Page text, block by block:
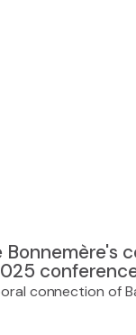
Bonnemère's
connection of